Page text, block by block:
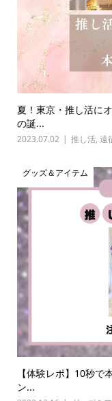
夏！東京・推し活に
の誕...
2023.07.02 推し活, 遠
グッズ＆アイテム
【体験レポ】10秒で
ン...